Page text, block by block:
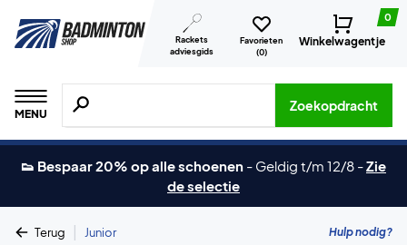
Rackets
adviesgids
Favorieten
(0)
0
Winkelwagentje
MENU
Zoeken naar producten, merken etc.
Zoekopdracht
👟 Bespaar 20% op alle schoenen - Geldig t/m 12/8 -Zie
de selectie
Terug | Junior Hulp nodig?